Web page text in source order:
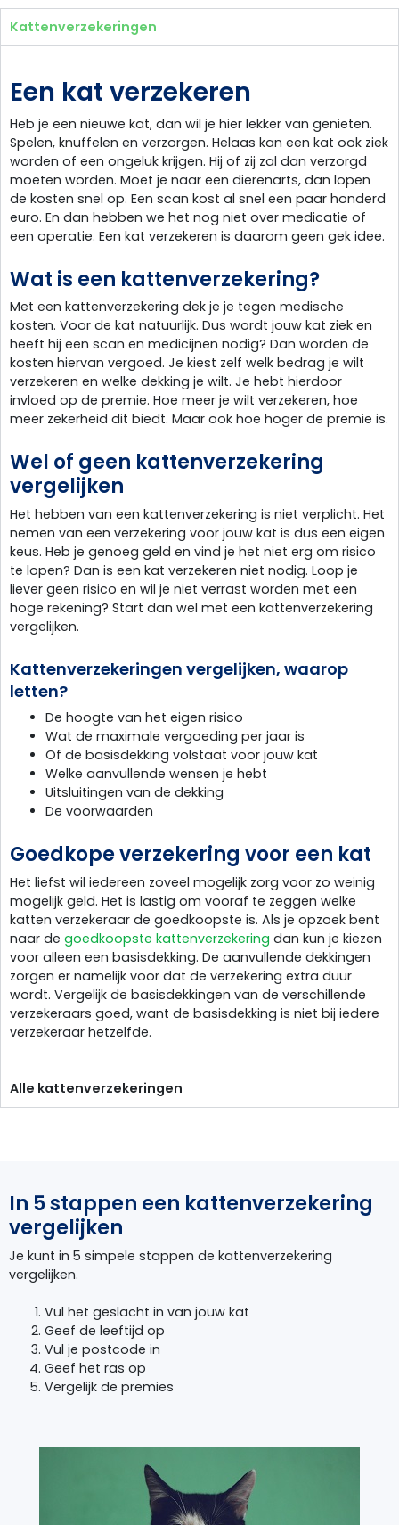
Kattenverzekeringen
Een kat verzekeren
Heb je een nieuwe kat, dan wil je hier lekker van genieten.
Spelen, knuffelen en verzorgen. Helaas kan een kat ook ziek
worden of een ongeluk krijgen. Hij of zij zal dan verzorgd
moeten worden. Moet je naar een dierenarts, dan lopen
de kosten snel op. Een scan kost al snel een paar honderd
euro. En dan hebben we het nog niet over medicatie of
een operatie. Een kat verzekeren is daarom geen gek idee.
Wat is een kattenverzekering?
Met een kattenverzekering dek je je tegen medische
kosten. Voor de kat natuurlijk. Dus wordt jouw kat ziek en
heeft hij een scan en medicijnen nodig? Dan worden de
kosten hiervan vergoed. Je kiest zelf welk bedrag je wilt
verzekeren en welke dekking je wilt. Je hebt hierdoor
invloed op de premie. Hoe meer je wilt verzekeren, hoe
meer zekerheid dit biedt. Maar ook hoe hoger de premie is.
Wel of geen kattenverzekering
vergelijken
Het hebben van een kattenverzekering is niet verplicht. Het
nemen van een verzekering voor jouw kat is dus een eigen
keus. Heb je genoeg geld en vind je het niet erg om risico
te lopen? Dan is een kat verzekeren niet nodig. Loop je
liever geen risico en wil je niet verrast worden met een
hoge rekening? Start dan wel met een kattenverzekering
vergelijken.
Kattenverzekeringen vergelijken, waarop
letten?
De hoogte van het eigen risico
Wat de maximale vergoeding per jaar is
Of de basisdekking volstaat voor jouw kat
Welke aanvullende wensen je hebt
Uitsluitingen van de dekking
De voorwaarden
Goedkope verzekering voor een kat
Het liefst wil iedereen zoveel mogelijk zorg voor zo weinig
mogelijk geld. Het is lastig om vooraf te zeggen welke
katten verzekeraar de goedkoopste is. Als je opzoek bent
naar de goedkoopste kattenverzekering dan kun je kiezen
voor alleen een basisdekking. De aanvullende dekkingen
zorgen er namelijk voor dat de verzekering extra duur
wordt. Vergelijk de basisdekkingen van de verschillende
verzekeraars goed, want de basisdekking is niet bij iedere
verzekeraar hetzelfde.
Alle kattenverzekeringen
In 5 stappen een kattenverzekering
vergelijken
Je kunt in 5 simpele stappen de kattenverzekering
vergelijken.
Vul het geslacht in van jouw kat
Geef de leeftijd op
Vul je postcode in
Geef het ras op
Vergelijk de premies